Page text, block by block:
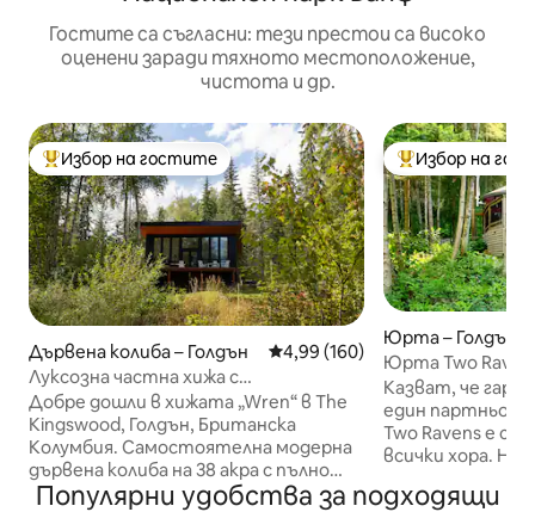
Гостите са съгласни: тези престои са високо
оценени заради тяхното местоположение,
чистота и др.
Най-популярен избор на гостите
Избор на гостите
Дървена колиба – Голдън Средна оценка: 4,99 от 5,
4,99 (160)
Луксозна частна хижа с
хидромасажна вана и изглед към
планината
Добре дошли в хижата „Wren“ в The
Kingswood, Голдън, Британска
Колумбия. Самостоятелна модерна
дървена колиба на 38 акра с пълно
уединение! • 20 минути до Голдън •
Най-популярен
Избор на
Юрта – Голдън
Юрта Two
романтична,
Казват, че
един партньор
Two Ravens е
всички хора. На
намират
Популярни удобства за подходящи